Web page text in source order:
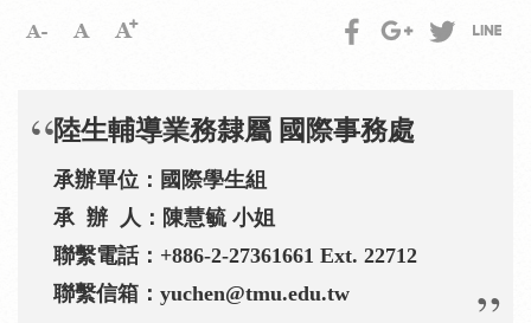
陸生輔導業務隸屬 國際事務處
承辦單位：國際學生組
承 辦 人：陳慧毓 小姐
聯繫電話：+886-2-27361661 Ext. 22712
聯繫信箱：yuchen@tmu.edu.tw